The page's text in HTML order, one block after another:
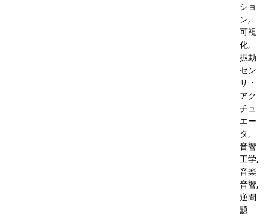
ショ
ン,
可視
化,
振動
セン
サ・
アク
チュ
エー
タ,
音響
工学,
音楽
音響,
逆問
題